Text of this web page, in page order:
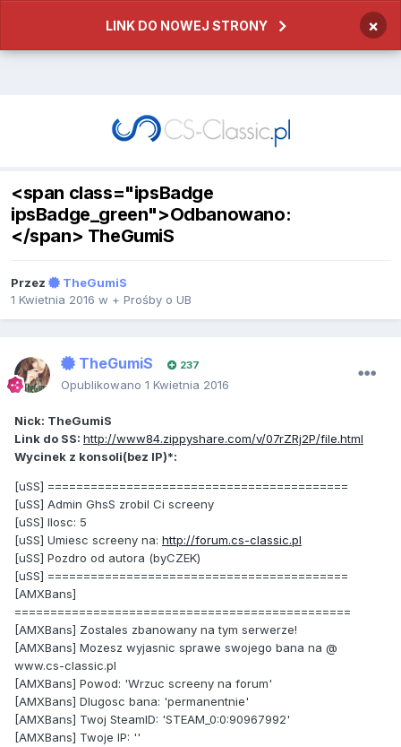
LINK DO NOWEJ STRONY ×
<span class="ipsBadge
ipsBadge_green">Odbanowano:
</span> TheGumiS
Przez
TheGumiS
1 Kwietnia 2016 w + Prośby o UB
TheGumiS 237
Opublikowano 1 Kwietnia 2016
Nick: TheGumiS
Link do SS: http://www84.zippyshare.com/v/07rZRj2P/file.html
Wycinek z konsoli(bez IP)*:
[uSS] ==========================================
[uSS] Admin GhsS zrobil Ci screeny
[uSS] Ilosc: 5
[uSS] Umiesc screeny na: http://forum.cs-classic.pl
[uSS] Pozdro od autora (byCZEK)
[uSS] ==========================================
[AMXBans]
===============================================
[AMXBans] Zostales zbanowany na tym serwerze!
[AMXBans] Mozesz wyjasnic sprawe swojego bana na @
www.cs-classic.pl
[AMXBans] Powod: 'Wrzuc screeny na forum'
[AMXBans] Dlugosc bana: 'permanentnie'
[AMXBans] Twoj SteamID: 'STEAM_0:0:90967992'
[AMXBans] Twoje IP: ''